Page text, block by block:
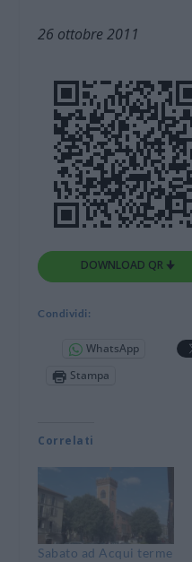
26 ottobre 2011
DOWNLOAD QR 🠋
Condividi:
WhatsApp
Stampa
Correlati
Sabato ad Acqui terme